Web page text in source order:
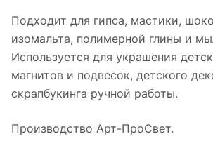
Подходит для гипса, мастики,
изомальта, полимерной глины и
Используется для украшения
магнитов и подвесок, детского
скрапбукинга ручной работы.
Производство Арт-ПроСвет.